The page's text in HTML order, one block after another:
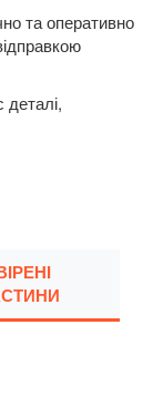
та оперативно